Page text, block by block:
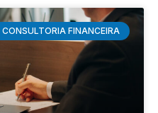
CONSULTORIA FINANCEIRA